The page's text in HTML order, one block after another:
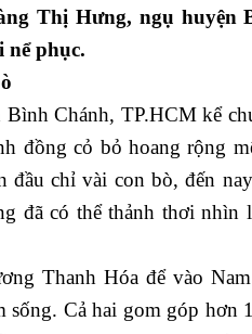
Thị Hưng, ngụ huyện
nể phục.
Chánh, TP.HCM kể
đồng cỏ bỏ hoang rộng
chỉ vài con bò, đến
đã có thể thảnh thơi
Thanh Hóa để vào
Cả hai gom góp hơn